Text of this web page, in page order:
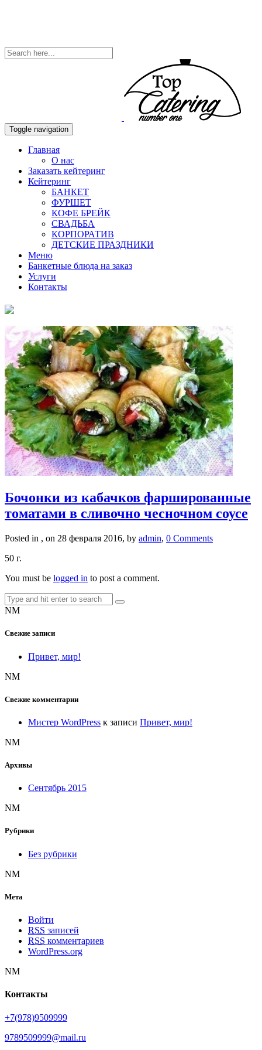
Toggle navigation
Главная
О нас
Заказать кейтеринг
Кейтеринг
БАНКЕТ
ФУРШЕТ
КОФЕ БРЕЙК
СВАДЬБА
КОРПОРАТИВ
ДЕТСКИЕ ПРАЗДНИКИ
Меню
Банкетные блюда на заказ
Услуги
Контакты
Бочонки из кабачков фаршированные
томатами в сливочно чесночном соусе
Posted in , on 28 февраля 2016, by admin, 0 Comments
50 г.
You must be logged in to post a comment.
NM
Свежие записи
Привет, мир!
NM
Свежие комментарии
Мистер WordPress к записи Привет, мир!
NM
Архивы
Сентябрь 2015
NM
Рубрики
Без рубрики
NM
Мета
Войти
RSS записей
RSS комментариев
WordPress.org
NM
Контакты
+7(978)9509999
9789509999@mail.ru